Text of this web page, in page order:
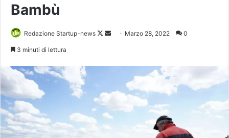
Bambù
Redazione Startup-news
Follow
Invia Marzo 28, 2022 0
3 minuti di lettura